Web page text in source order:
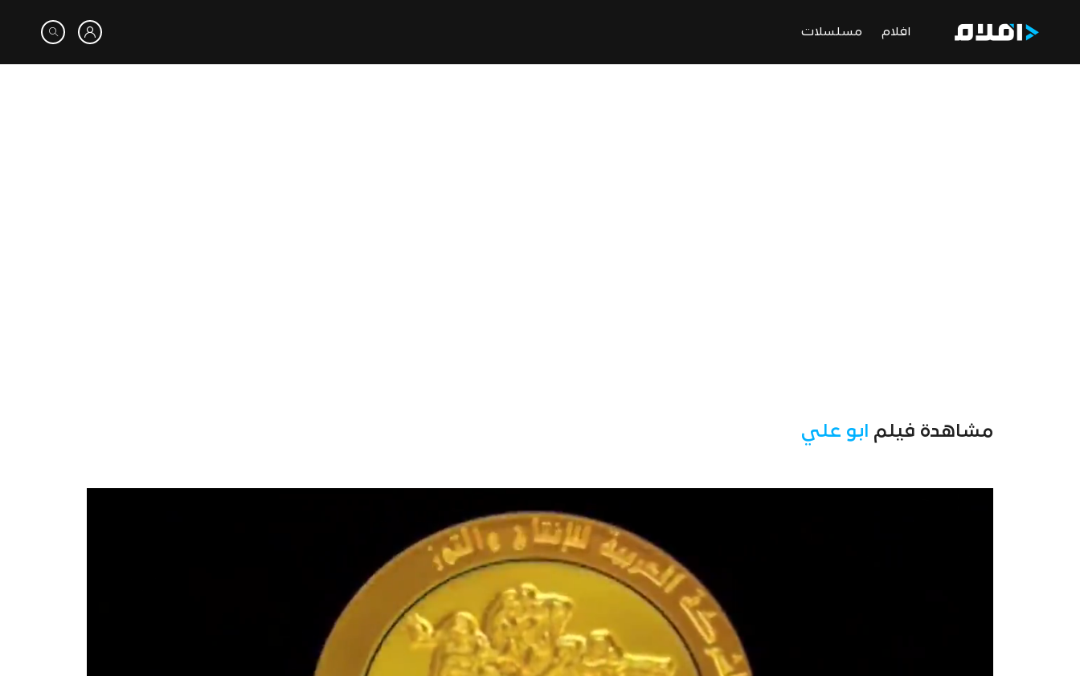
افلام مسلسلات
مشاهدة فيلم ابو علي